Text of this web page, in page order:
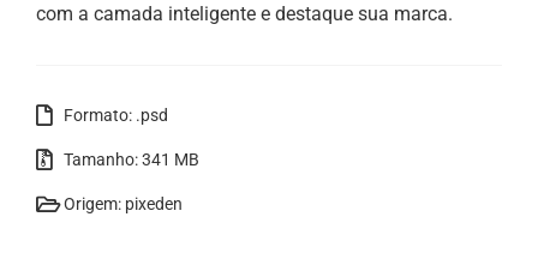
com a camada inteligente e destaque sua marca.
Formato: .psd
Tamanho: 341 MB
Origem: pixeden